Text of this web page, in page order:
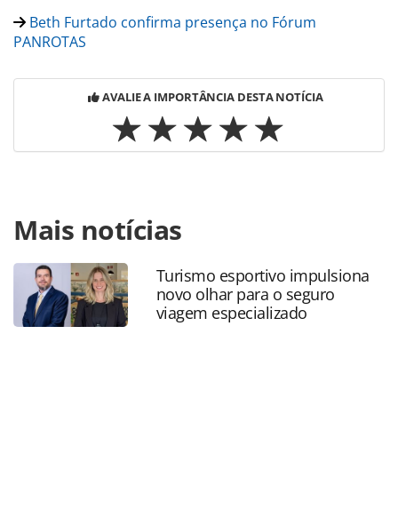
Beth Furtado confirma presença no Fórum
PANROTAS
AVALIE A IMPORTÂNCIA DESTA NOTÍCIA
https://www.panrotas.com.br/mercado/eventos/2019/03/
dia-para-se-inscrever-no-forum-panrotas_162922.html ou
as ferramentas oferecidas na página. Todo o conteúdo
produzido pela PANROTAS Editora é protegido pela
legislação brasileira sobre direito autoral. Não reproduza o
conteúdo sem autorização da PANROTAS Editora
Mais notícias
Turismo esportivo impulsiona
novo olhar para o seguro
viagem especializado